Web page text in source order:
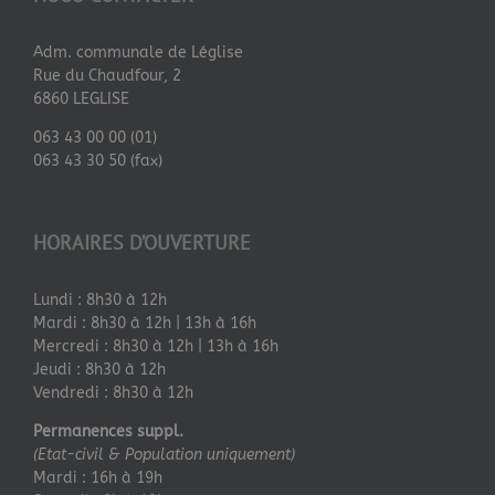
Adm. communale de Léglise
Rue du Chaudfour, 2
6860 LEGLISE
063 43 00 00 (01)
063 43 30 50 (fax)
HORAIRES D’OUVERTURE
Lundi : 8h30 à 12h
Mardi : 8h30 à 12h | 13h à 16h
Mercredi : 8h30 à 12h | 13h à 16h
Jeudi : 8h30 à 12h
Vendredi : 8h30 à 12h
Permanences suppl.
(Etat-civil & Population uniquement)
Mardi : 16h à 19h